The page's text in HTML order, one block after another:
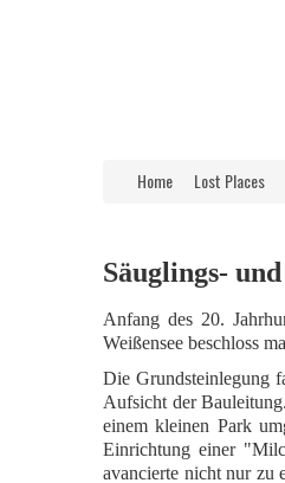
Home Lost Places
Säuglings-
Anfang des 20.
Weißensee beschloss
Die Grundsteinlegung
Aufsicht der
einem kleinen Park
Einrichtung einer
avancierte nicht nur zu